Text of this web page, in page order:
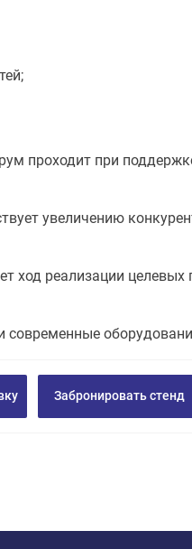
проходит при
увеличению
ход реализации
Забронировать стенд